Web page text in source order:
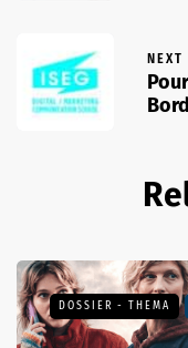
NEXT
DOSSIER - THEMA